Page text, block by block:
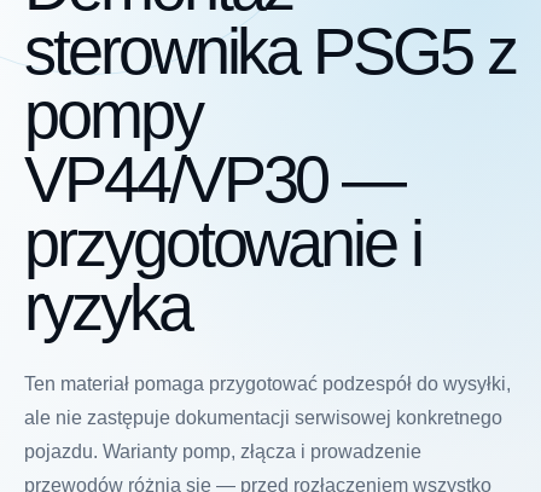
sterownika PSG5 z
pompy
VP44/VP30 —
przygotowanie i
ryzyka
Ten materiał pomaga przygotować podzespół do wysyłki,
ale nie zastępuje dokumentacji serwisowej konkretnego
pojazdu. Warianty pomp, złącza i prowadzenie
przewodów różnią się — przed rozłączeniem wszystko